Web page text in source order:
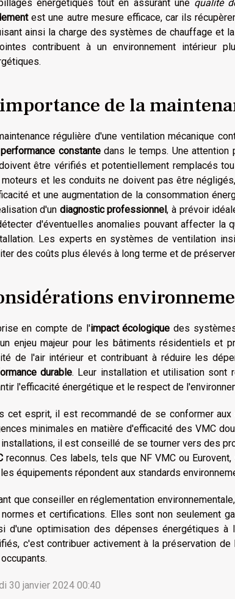
énergétiques tout en assurant une qualité
est une autre mesure efficace, car ils
ainsi la charge des systèmes de chauffage et la
contribuent à un environnement intérieur
de la
régulière d'une ventilation mécanique
performance constantedans le temps. Une attention
être vérifiés et potentiellement remplacés
moteurs et les conduits ne doivent pas être
et une augmentation de la consommation
d'un diagnostic professionnel, à prévoir
d'éventuelles anomalies pouvant affecter la
Les experts en systèmes de ventilation
des coûts plus élevés à long terme et de
en compte de l'impact écologique des
enjeu majeur pour les bâtiments résidentiels et
de l'air intérieur et contribuant à réduire les
durable. Leur installation et utilisation sont
l'efficacité énergétique et le respect de
cet esprit, il est recommandé de se conformer
minimales en matière d'efficacité des VMC
il est conseillé de se tourner vers des
reconnus. Ces labels, tels que NF VMC ou
équipements répondent aux standards
que conseiller en réglementation
et certifications. Elles sont non seulement
d'une optimisation des dépenses énergétiques
c'est contribuer activement à la préservation
30 janvier 2024 00:40